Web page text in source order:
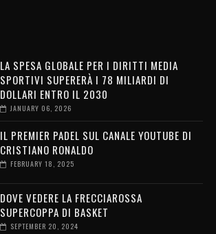
LA SPESA GLOBALE PER I DIRITTI MEDIA
SPORTIVI SUPERERÀ I 78 MILIARDI DI
DOLLARI ENTRO IL 2030
JANUARY 06, 2026
IL PREMIER PADEL SUL CANALE YOUTUBE DI
CRISTIANO RONALDO
FEBRUARY 18, 2025
DOVE VEDERE LA FRECCIAROSSA
SUPERCOPPA DI BASKET
SEPTEMBER 20, 2024